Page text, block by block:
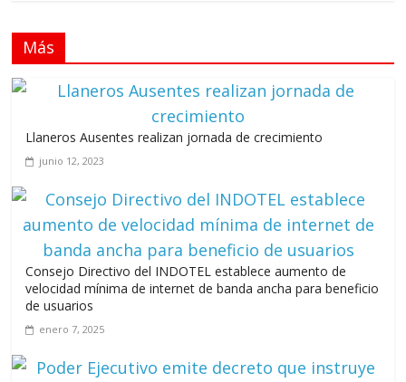
Llevar los Juegos XXV Juegos Centroamericanos
y del Caribe a las plazas y parques del país
junio 14, 2026
Leonel Fernández y la última oportunidad
de los políticos de carrera
agosto 3, 2026
Más
Llaneros Ausentes realizan jornada de crecimiento
junio 12, 2023
Consejo Directivo del INDOTEL establece aumento de
velocidad mínima de internet de banda ancha para beneficio
de usuarios
enero 7, 2025